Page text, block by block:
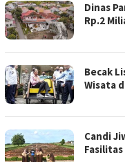
Dinas
Rp.2
Becak
Wisata
Candi
Fasilitas